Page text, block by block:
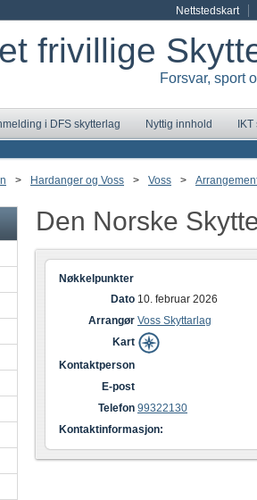
Nettstedskart
frivillige
Forsvar, sport
i DFS skytterlag Nyttig innhold
> Hardanger og Voss > Voss >
Den Norske
Nøkkelpunkter
Dato 10. februar 2026
Arrangør Voss Skyttarlag
Kart
Kontaktperson
E-post
Telefon 99322130
Kontaktinformasjon: